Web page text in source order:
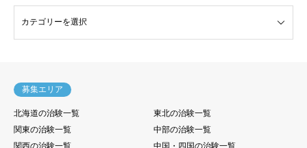
募集エリア
北海道の治験一覧
東北の治験一覧
関東の治験一覧
中部の治験一覧
関西の治験一覧
中国・四国の治験一覧